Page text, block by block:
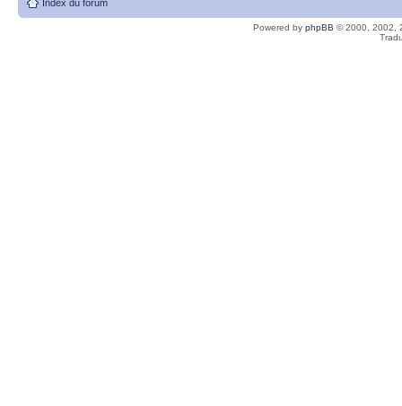
Index du forum
Powered by phpBB © 2000, 2002,